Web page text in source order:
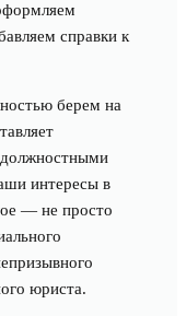
справки к
берем на
должностными
интересы в
— не просто
юриста.